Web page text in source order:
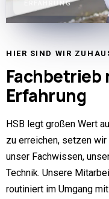
ERFAHRUNG
HIER SIND WIR
Fachbetrieb
Erfahrung
HSB legt großen Wert
zu erreichen, setzen
unser Fachwissen,
Technik. Unsere
routiniert im Umgang